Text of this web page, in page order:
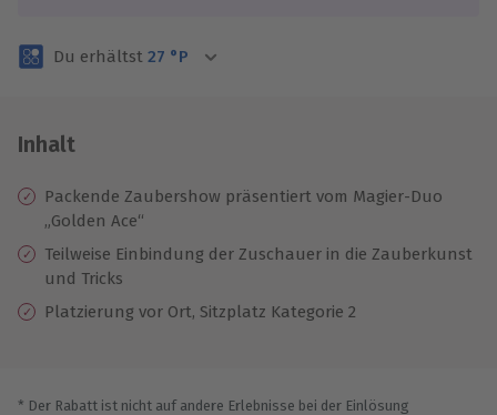
Du erhältst 27 °P
Inhalt
Packende Zaubershow präsentiert vom Magier-Duo
„Golden Ace“
Teilweise Einbindung der Zuschauer in die Zauberkunst
und Tricks
Platzierung vor Ort, Sitzplatz Kategorie 2
* Der Rabatt ist nicht auf andere Erlebnisse bei der Einlösung